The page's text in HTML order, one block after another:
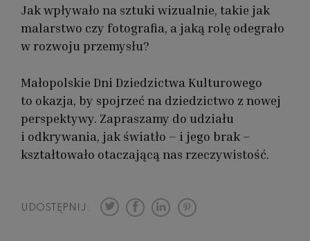
Jak wpływało na sztuki wizualnie, takie jak
malarstwo czy fotografia, a jaką rolę odegrało
w rozwoju przemysłu?
Małopolskie Dni Dziedzictwa Kulturowego
to okazja, by spojrzeć na dziedzictwo z nowej
perspektywy. Zapraszamy do udziału
i odkrywania, jak światło – i jego brak –
kształtowało otaczającą nas rzeczywistość.
UDOSTĘPNIJ: